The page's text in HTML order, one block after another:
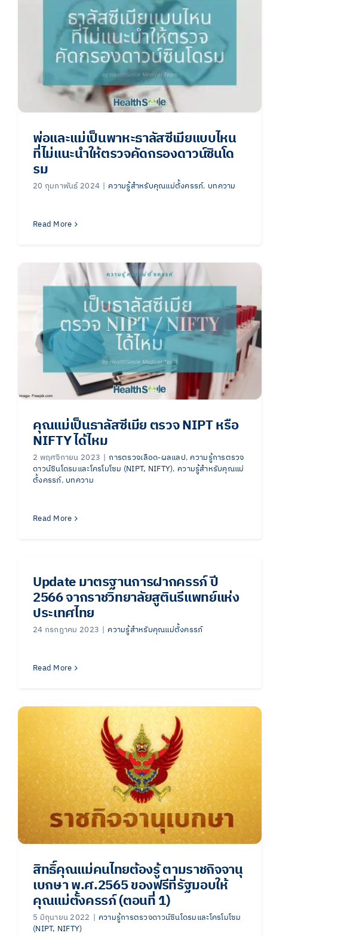
พ่อและแม่เป็นพาหะธาลัสซีเมียแบบไหน
ที่ไม่แนะนำให้ตรวจคัดกรองดาวน์ซินโด
รม
20 กุมภาพันธ์ 2024 | ความรู้สำหรับคุณแม่ตั้งครรภ์, บทความ
Read More
คุณแม่เป็นธาลัสซีเมีย ตรวจ NIPT หรือ
NIFTY ได้ไหม
2 พฤศจิกายน 2023 | การตรวจเลือด-ผลแลป, ความรู้การตรวจ
ดาวน์ซินโดรมและโครโมโซม (NIPT, NIFTY), ความรู้สำหรับคุณแม่
ตั้งครรภ์, บทความ
Read More
Update มาตรฐานการฝากครรภ์ ปี
2566 จากราชวิทยาลัยสูตินรีแพทย์แห่ง
ประเทศไทย
24 กรกฎาคม 2023 | ความรู้สำหรับคุณแม่ตั้งครรภ์
Read More
สิทธิ์คุณแม่คนไทยต้องรู้ ตามราชกิจจานุ
เบกษา พ.ศ.2565 ของฟรีที่รัฐมอบให้
คุณแม่ตั้งครรภ์ (ตอนที่ 1)
5 มิถุนายน 2022 | ความรู้การตรวจดาวน์ซินโดรมและโครโมโซม
(NIPT, NIFTY)